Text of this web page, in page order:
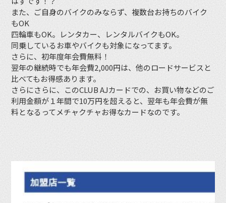
また、ご自身のバイクのみならず、複数台お持ちのバイク
もOK
四輪車もOK。レンタカー、レンタルバイクもOK。
同乗しているお車やバイクも対象になってます。
さらに、初年度年会費無料！
翌年の継続時でも年会費2,000円は、他のロードサービスと
比べてもお得感あります。
さらにさらに、このCLUB AJカードでの、お買い物などのご
利用金額が１年間で10万円を超えると、翌年も年会費が無
料となるってメチャクチャお得なカードなのです。